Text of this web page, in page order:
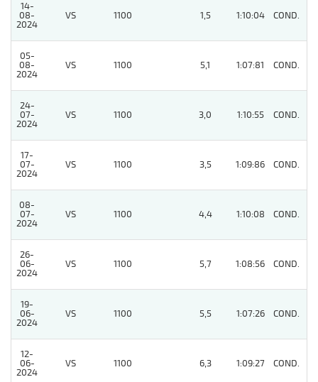
14-
08-
2024
VS 1100 1,5 1:10:04 COND.
05-
08-
2024
VS 1100 5,1 1:07:81 COND.
24-
07-
2024
VS 1100 3,0 1:10:55 COND.
17-
07-
2024
VS 1100 3,5 1:09:86 COND.
08-
07-
2024
VS 1100 4,4 1:10:08 COND.
26-
06-
2024
VS 1100 5,7 1:08:56 COND.
19-
06-
2024
VS 1100 5,5 1:07:26 COND.
12-
06-
2024
VS 1100 6,3 1:09:27 COND.